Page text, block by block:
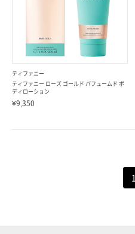
ティファニー
ティファニー ローズ ゴールド パフュームド ボ
ディローション
¥9,350
1